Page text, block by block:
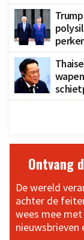
Ontvang
De wereld
achter de
wees mee met
nieuwsbrieven